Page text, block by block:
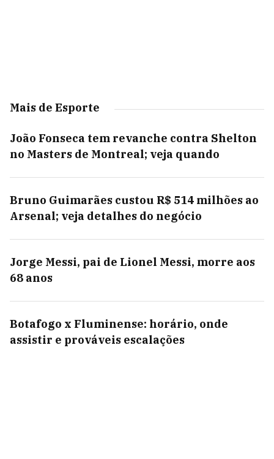
Mais de Esporte
João Fonseca tem revanche contra Shelton
no Masters de Montreal; veja quando
Bruno Guimarães custou R$ 514 milhões ao
Arsenal; veja detalhes do negócio
Jorge Messi, pai de Lionel Messi, morre aos
68 anos
Botafogo x Fluminense: horário, onde
assistir e prováveis escalações